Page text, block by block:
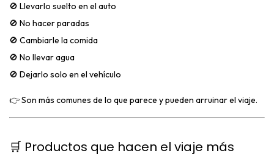
🚫 Llevarlo suelto en el auto
🚫 No hacer paradas
🚫 Cambiarle la comida
🚫 No llevar agua
🚫 Dejarlo solo en el vehículo
👉 Son más comunes de lo que parece y pueden arruinar el viaje.
🛒 Productos que hacen el viaje más